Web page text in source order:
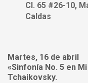
Cl. 65 #26-10,
Caldas
Martes, 16 de abril
«Sinfonía No. 5 en
Tchaikovsky.